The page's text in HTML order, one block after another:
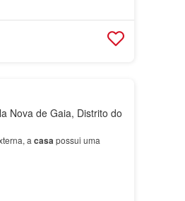
Nova de Gaia, Distrito do
a casapossui uma